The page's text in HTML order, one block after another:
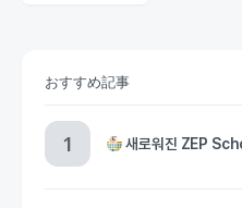
おすすめ記事
새로워진 ZEP